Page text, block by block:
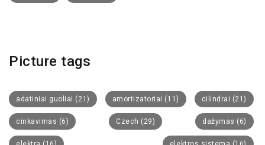
Picture tags
adatiniai guoliai (21) amortizatoriai (11) cilindrai (21)
cinkavimas (6) Czech (29) dažymas (6)